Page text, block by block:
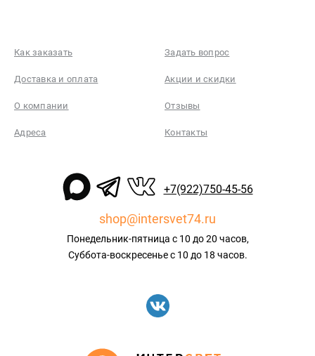
Как заказать Задать вопрос
Доставка и оплата Акции и скидки
О компании Отзывы
Адреса Контакты
+7(922)750-45-56
shop@intersvet74.ru
Понедельник-пятница с 10 до 20 часов,
Суббота-воскресенье с 10 до 18 часов.